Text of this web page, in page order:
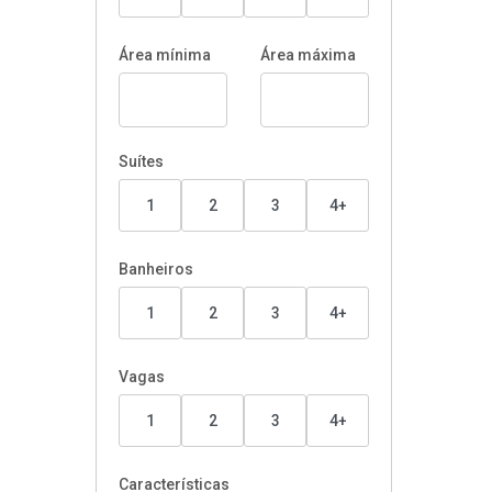
Área mínima Área máxima
Suítes
1 2 3 4+
Banheiros
1 2 3 4+
Vagas
1 2 3 4+
Características